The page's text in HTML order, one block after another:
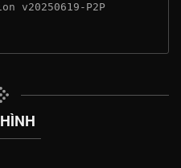
v20250619-P2P